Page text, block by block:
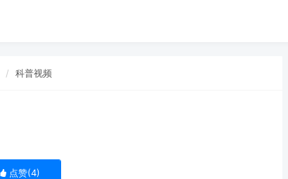
科普视频
点赞(4)